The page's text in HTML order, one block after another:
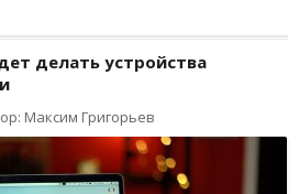
делать устройства
Максим Григорьев